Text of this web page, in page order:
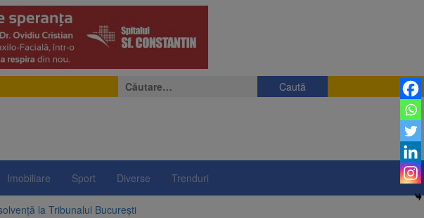
Caută
după:
Imobiliare Sport Diverse Trenduri
la Tribunalul București